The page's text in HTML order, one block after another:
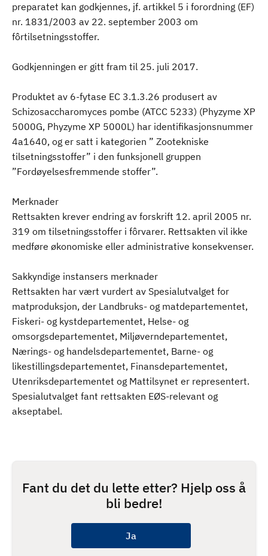
preparatet kan godkjennes, jf. artikkel 5 i forordning (EF)
nr. 1831/2003 av 22. september 2003 om
fôrtilsetningsstoffer.
Godkjenningen er gitt fram til 25. juli 2017.
Produktet av 6-fytase EC 3.1.3.26 produsert av
Schizosaccharomyces pombe (ATCC 5233) (Phyzyme XP
5000G, Phyzyme XP 5000L) har identifikasjonsnummer
4a1640, og er satt i kategorien ” Zootekniske
tilsetningsstoffer” i den funksjonell gruppen
”Fordøyelsesfremmende stoffer”.
Merknader
Rettsakten krever endring av forskrift 12. april 2005 nr.
319 om tilsetningsstoffer i fôrvarer. Rettsakten vil ikke
medføre økonomiske eller administrative konsekvenser.
Sakkyndige instansers merknader
Rettsakten har vært vurdert av Spesialutvalget for
matproduksjon, der Landbruks- og matdepartementet,
Fiskeri- og kystdepartementet, Helse- og
omsorgsdepartementet, Miljøverndepartementet,
Nærings- og handelsdepartementet, Barne- og
likestillingsdepartementet, Finansdepartementet,
Utenriksdepartementet og Mattilsynet er representert.
Spesialutvalget fant rettsakten EØS-relevant og
akseptabel.
Fant du det du lette etter? Hjelp oss å
bli bedre!